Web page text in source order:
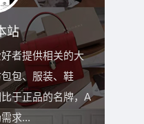
站
者提供相关的大
包、服装、鞋
于正品的名牌，A
求...